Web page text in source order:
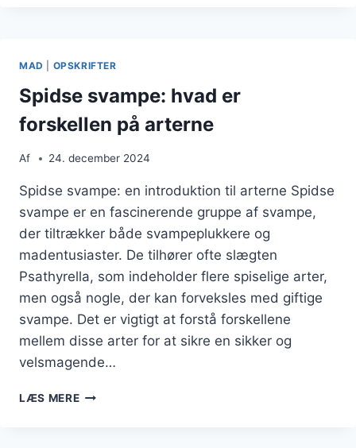
MAD OPSKRIFTER
Spidse svampe: hvad er
forskellen på arterne
Af 24. december 2024
Spidse svampe: en introduktion til arterne Spidse
svampe er en fascinerende gruppe af svampe,
der tiltrækker både svampeplukkere og
madentusiaster. De tilhører ofte slægten
Psathyrella, som indeholder flere spiselige arter,
men også nogle, der kan forveksles med giftige
svampe. Det er vigtigt at forstå forskellene
mellem disse arter for at sikre en sikker og
velsmagende…
LÆS MERESPIDSE